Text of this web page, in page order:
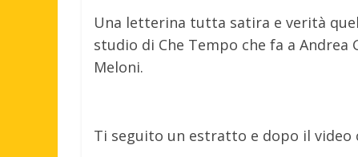
Una letterina tutta satira e verità
studio di Che Tempo che fa a
Meloni.
Ti seguito un estratto e dopo il video